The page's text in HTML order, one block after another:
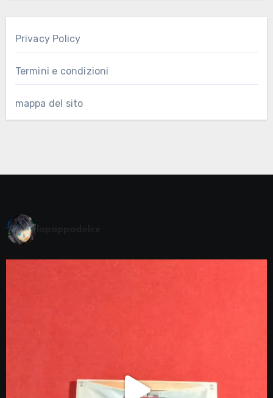
Privacy Policy
Termini e condizioni
mappa del sito